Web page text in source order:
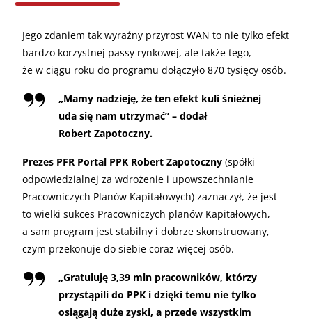
Jego zdaniem tak wyraźny przyrost WAN to nie tylko efekt
bardzo korzystnej passy rynkowej, ale także tego,
że w ciągu roku do programu dołączyło 870 tysięcy osób.
„Mamy nadzieję, że ten efekt kuli śnieżnej
uda się nam utrzymać” – dodał
Robert Zapotoczny.
Prezes PFR Portal PPK Robert Zapotoczny (spółki
odpowiedzialnej za wdrożenie i upowszechnianie
Pracowniczych Planów Kapitałowych) zaznaczył, że jest
to wielki sukces Pracowniczych planów Kapitałowych,
a sam program jest stabilny i dobrze skonstruowany,
czym przekonuje do siebie coraz więcej osób.
„Gratuluję 3,39 mln pracowników, którzy
przystąpili do PPK i dzięki temu nie tylko
osiągają duże zyski, a przede wszystkim